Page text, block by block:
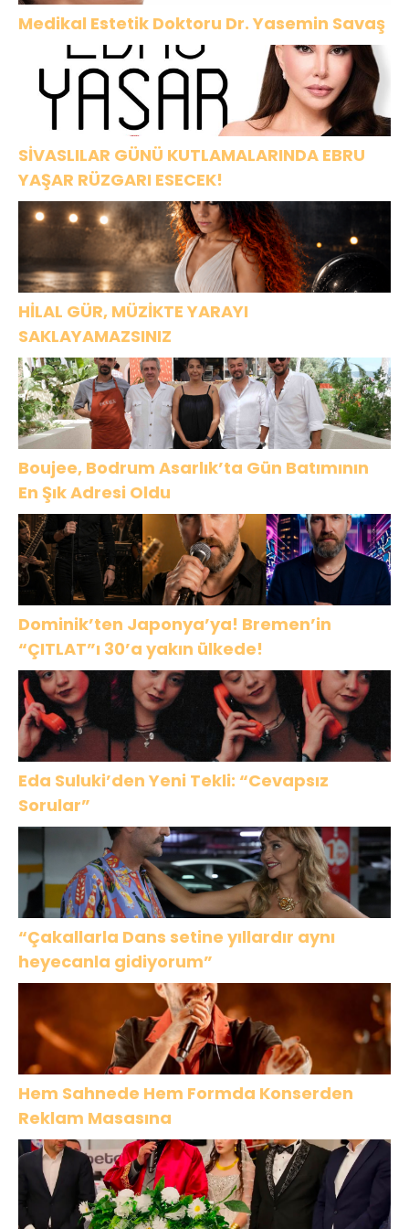
Medikal Estetik Doktoru Dr. Yasemin Savaş
SİVASLILAR GÜNÜ KUTLAMALARINDA EBRU
YAŞAR RÜZGARI ESECEK!
HİLAL GÜR, MÜZİKTE YARAYI
SAKLAYAMAZSINIZ
Boujee, Bodrum Asarlık’ta Gün Batımının
En Şık Adresi Oldu
Dominik’ten Japonya’ya! Bremen’in
“ÇITLAT”ı 30’a yakın ülkede!
Eda Suluki’den Yeni Tekli: “Cevapsız
Sorular”
“Çakallarla Dans setine yıllardır aynı
heyecanla gidiyorum”
Hem Sahnede Hem Formda Konserden
Reklam Masasına